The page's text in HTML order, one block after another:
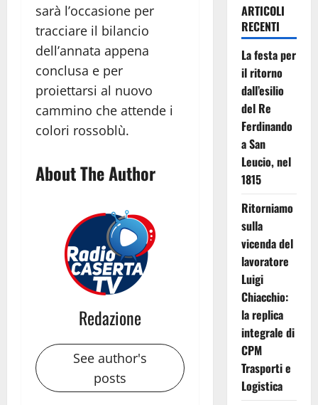
sarà l’occasione per
tracciare il bilancio
dell’annata appena
conclusa e per
proiettarsi al nuovo
cammino che attende i
colori rossoblù.
About The Author
Redazione
See author's
posts
ARTICOLI
RECENTI
La festa per
il ritorno
dall’esilio
del Re
Ferdinando
a San
Leucio, nel
1815
Ritorniamo
sulla
vicenda del
lavoratore
Luigi
Chiacchio:
la replica
integrale di
CPM
Trasporti e
Logistica